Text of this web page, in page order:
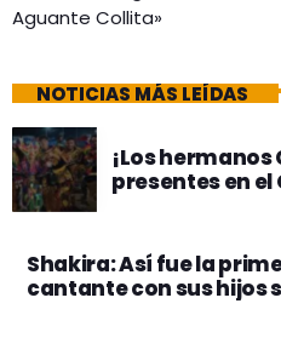
Aguante Collita»
NOTICIAS MÁS LEÍDAS
¡Los
presentes en el
Shakira: Así fue la
cantante con sus hijos